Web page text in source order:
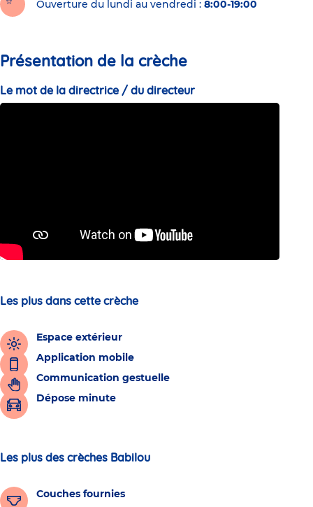
Ouverture du lundi au vendredi : 8:00-19:00
Présentation de la crèche
Le mot de la directrice / du directeur
Les plus dans cette crèche
Espace extérieur
Application mobile
Communication gestuelle
Dépose minute
Les plus des crèches Babilou
Couches fournies